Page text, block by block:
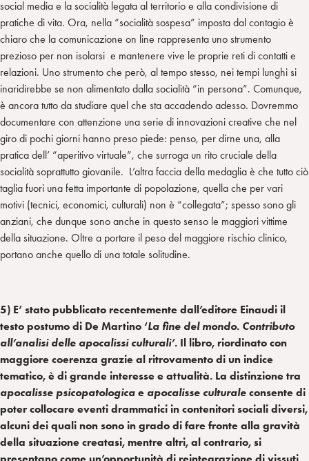
social media e la socialità legata al territorio e alla condivisione di
pratiche di vita. Ora, nella “socialità sospesa” imposta dal contagio è
chiaro che la comunicazione on line rappresenta uno strumento
prezioso per non isolarsi e mantenere vive le proprie reti di contatti e
relazioni. Uno strumento che però, al tempo stesso, nei tempi lunghi si
inaridirebbe se non alimentato dalla socialità “in persona”. Comunque,
è ancora tutto da studiare quel che sta accadendo adesso. Dovremmo
documentare con attenzione una serie di innovazioni creative che nel
giro di pochi giorni hanno preso piede: penso, per dirne una, alla
pratica dell’ “aperitivo virtuale”, che surroga un rito cruciale della
socialità soprattutto giovanile. L’altra faccia della medaglia è che tutto ciò
taglia fuori una fetta importante di popolazione, quella che per vari
motivi (tecnici, economici, culturali) non è “collegata”; spesso sono gli
anziani, che dunque sono anche in questo senso le maggiori vittime
della situazione. Oltre a portare il peso del maggiore rischio clinico,
portano anche quello di una totale solitudine.
5) E’ stato pubblicato recentemente dall’editore Einaudi il
testo postumo di De Martino ‘La fine del mondo. Contributo
all’analisi delle apocalissi culturali’. Il libro, riordinato con
maggiore coerenza grazie al ritrovamento di un indice
tematico, è di grande interesse e attualità. La distinzione tra
apocalisse psicopatologica e apocalisse culturale consente di
poter collocare eventi drammatici in contenitori sociali diversi,
alcuni dei quali non sono in grado di fare fronte alla gravità
della situazione creatasi, mentre altri, al contrario, si